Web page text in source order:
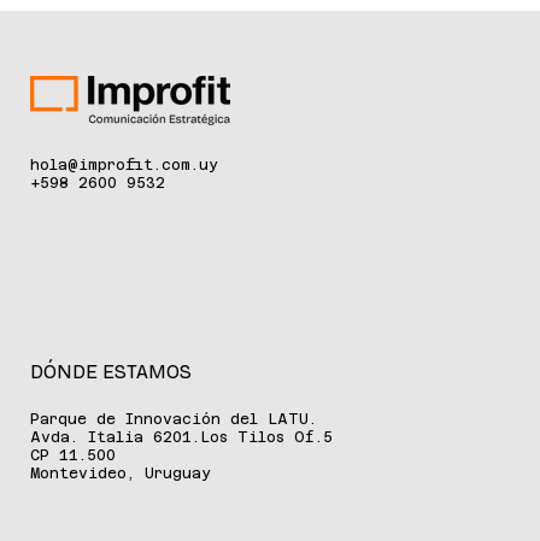
hola@improfit.com.uy
+598 2600 9532
DÓNDE ESTAMOS
Parque de Innovación del LATU.
Avda. Italia 6201.Los Tilos Of.5
CP 11.500
Montevideo, Uruguay